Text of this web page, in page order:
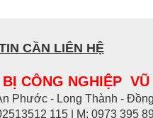
CẦN LIÊN HỆ
CÔNG NGHIỆP VŨ
Phước - Long Thành -
115 | M: 0973 395